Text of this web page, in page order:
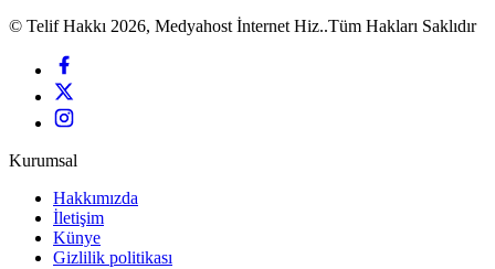
© Telif Hakkı 2026, Medyahost İnternet Hiz..Tüm Hakları Saklıdır
Kurumsal
Hakkımızda
İletişim
Künye
Gizlilik politikası